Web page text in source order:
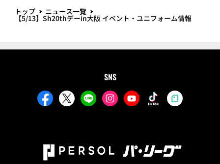
トップ ニュース一覧
【5/13】Sh20thデーin大阪 イベント・ユニフォーム情報
SNS